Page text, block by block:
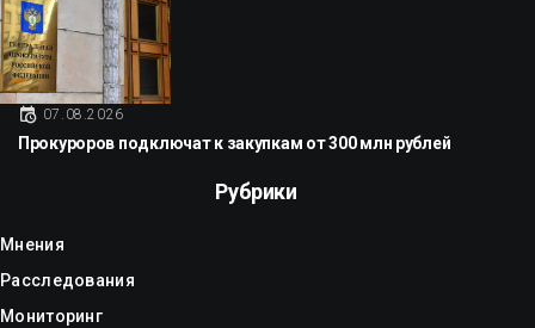
07.08.2026
Прокуроров подключат к закупкам от 300 млн рублей
Рубрики
Мнения
Расследования
Мониторинг